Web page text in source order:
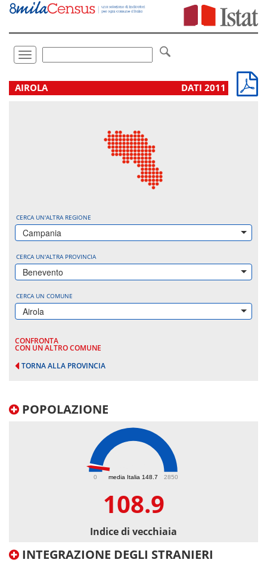
Vai
direttamente
Toggle
navigation
.
AIROLA DATI 2011
CERCA UN'ALTRA REGIONE
Campania
CERCA UN'ALTRA PROVINCIA
Benevento
CERCA UN COMUNE
Airola
CONFRONTA
CON UN ALTRO COMUNE
TORNA ALLA PROVINCIA
POPOLAZIONE
media Italia 148.7
0 2850
108.9
Indice di vecchiaia
INTEGRAZIONE DEGLI STRANIERI